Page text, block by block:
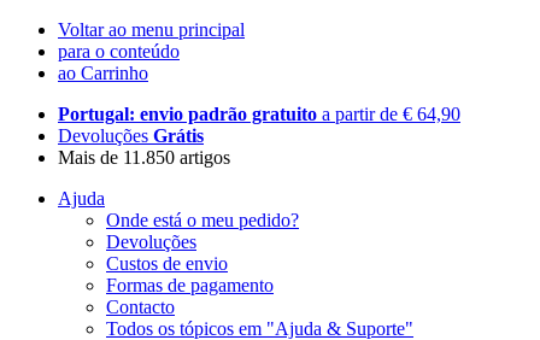
Voltar ao menu principal
para o conteúdo
ao Carrinho
Portugal: envio padrão gratuito a partir de € 64,90
Devoluções Grátis
Mais de 11.850 artigos
Ajuda
Onde está o meu pedido?
Devoluções
Custos de envio
Formas de pagamento
Contacto
Todos os tópicos em "Ajuda & Suporte"